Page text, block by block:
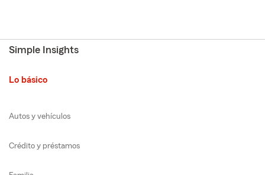
Simple Insights
Lo básico
Autos y vehículos
Crédito y préstamos